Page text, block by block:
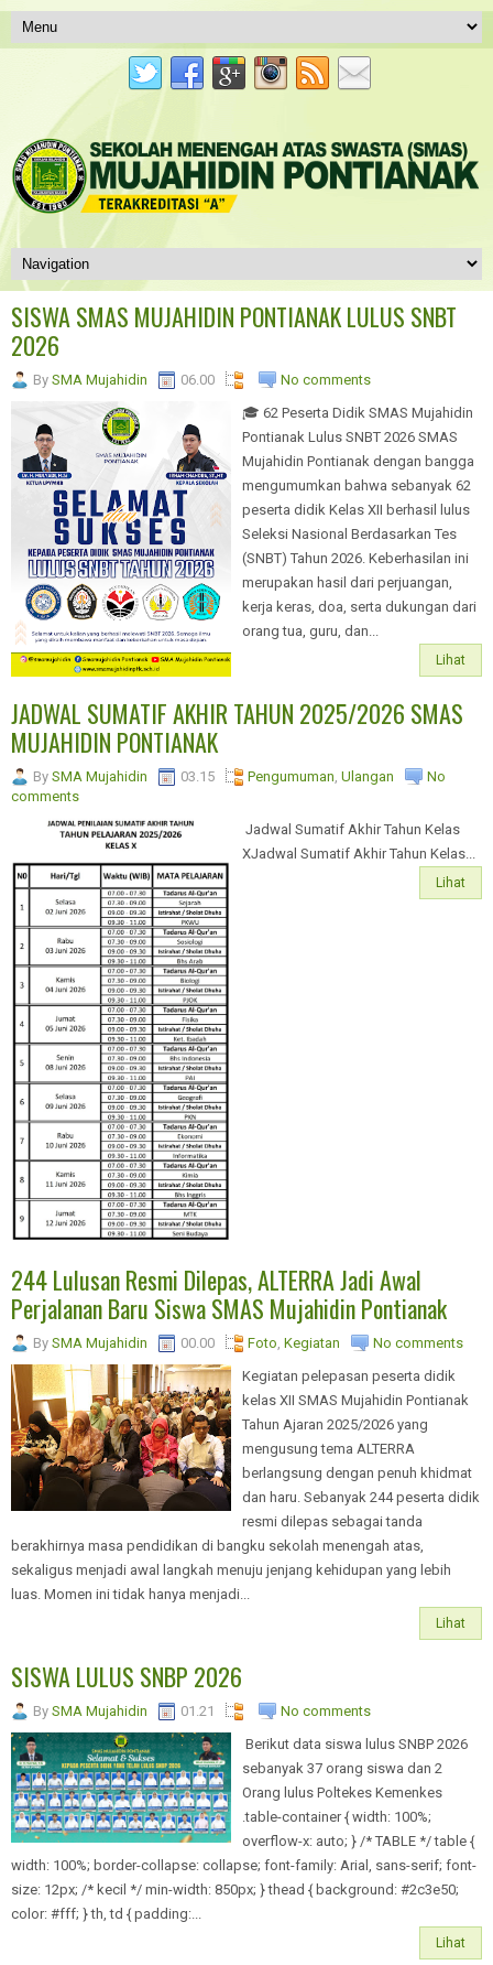
SISWA SMAS MUJAHIDIN PONTIANAK LULUS SNBT
2026
By SMA Mujahidin 06.00
No comments
🎓 62 Peserta Didik SMAS Mujahidin
Pontianak Lulus SNBT 2026 SMAS
Mujahidin Pontianak dengan bangga
mengumumkan bahwa sebanyak 62
peserta didik Kelas XII berhasil lulus
Seleksi Nasional Berdasarkan Tes
(SNBT) Tahun 2026. Keberhasilan ini
merupakan hasil dari perjuangan,
kerja keras, doa, serta dukungan dari
orang tua, guru, dan...
Lihat
JADWAL SUMATIF AKHIR TAHUN 2025/2026 SMAS
MUJAHIDIN PONTIANAK
By SMA Mujahidin 03.15 Pengumuman Ulangan
No
comments
Jadwal Sumatif Akhir Tahun Kelas
XJadwal Sumatif Akhir Tahun Kelas...
Lihat
244 Lulusan Resmi Dilepas, ALTERRA Jadi Awal
Perjalanan Baru Siswa SMAS Mujahidin Pontianak
By SMA Mujahidin 00.00 Foto Kegiatan
No comments
Kegiatan pelepasan peserta didik
kelas XII SMAS Mujahidin Pontianak
Tahun Ajaran 2025/2026 yang
mengusung tema ALTERRA
berlangsung dengan penuh khidmat
dan haru. Sebanyak 244 peserta didik
resmi dilepas sebagai tanda
berakhirnya masa pendidikan di bangku sekolah menengah atas,
sekaligus menjadi awal langkah menuju jenjang kehidupan yang lebih
luas. Momen ini tidak hanya menjadi...
Lihat
SISWA LULUS SNBP 2026
By SMA Mujahidin 01.21
No comments
Berikut data siswa lulus SNBP 2026
sebanyak 37 orang siswa dan 2
Orang lulus Poltekes Kemenkes
.table-container { width: 100%;
overflow-x: auto; } /* TABLE */ table {
width: 100%; border-collapse: collapse; font-family: Arial, sans-serif; font-
size: 12px; /* kecil */ min-width: 850px; } thead { background: #2c3e50;
color: #fff; } th, td { padding:...
Lihat